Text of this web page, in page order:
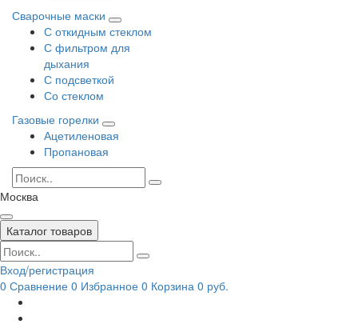
Сварочные маски
С откидным стеклом
С фильтром для
дыхания
С подсветкой
Со стеклом
Газовые горелки
Ацетиленовая
Пропановая
Москва
Каталог товаров
Вход/регистрация
0 Сравнение 0 Избранное 0 Корзина 0 руб.